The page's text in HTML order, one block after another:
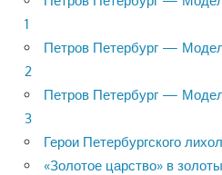
1
Петров Петербург —
2
Петров Петербург —
3
Герои Петербургского
«Золотое царство» в